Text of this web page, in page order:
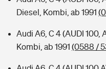
Diesel, Kombi, ab 1991
Audi A6, C 4 (AUDI 100,
Kombi, ab 1991 (0588 /